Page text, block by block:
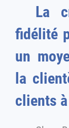
La
fidélité
un moyen
la